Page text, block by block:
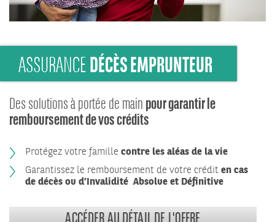
ASSURANCEDÉCÈS EMPRUNTEUR
Des solutions à portée de mainpour garantir le
remboursement de vos crédits
Protégez votre famille contre les aléas de la vie
Garantissez le remboursement de votre créditen cas
de décès ou d’Invalidité Absolue et Définitive
ACCÉDER AU DÉTAIL DE L'OFFRE